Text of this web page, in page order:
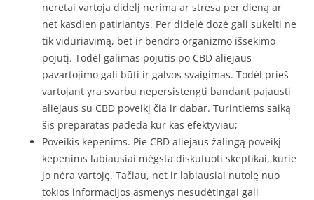
neretai vartoja didelį nerimą ar stresą per dieną ar
net kasdien patiriantys. Per didelė dozė gali sukelti ne
tik viduriavimą, bet ir bendro organizmo išsekimo
pojūtį. Todėl galimas pojūtis po CBD aliejaus
pavartojimo gali būti ir galvos svaigimas. Todėl prieš
vartojant yra svarbu nepersistengti bandant pajausti
aliejaus su CBD poveikį čia ir dabar. Turintiems saiką
šis preparatas padeda kur kas efektyviau;
Poveikis kepenims. Pie CBD aliejaus žalingą poveikį
kepenims labiausiai mėgsta diskutuoti skeptikai, kurie
jo nėra vartoję. Tačiau, net ir labiausiai nutolę nuo
tokios informacijos asmenys nesudėtingai gali